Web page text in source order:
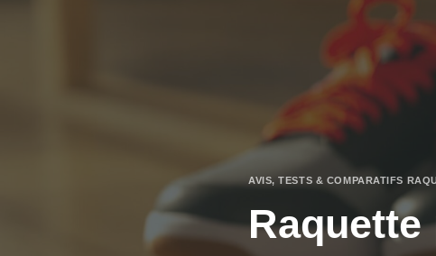
AVIS, TESTS & COMPARATIFS